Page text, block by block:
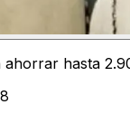
ahorrar hasta